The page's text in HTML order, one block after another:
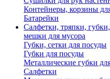
Контейнеры, корзины
Батарейки
Салфетки, тряпки,
мешки для мусора
Губки, сетки для посуды
Губки для посуды
Металлические губки
Салфетки